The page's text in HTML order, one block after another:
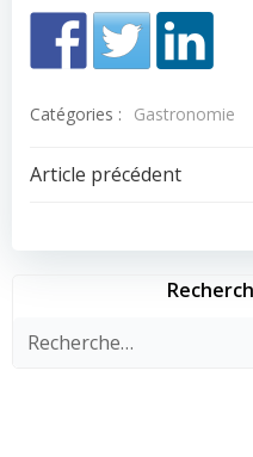
Catégories : Gastronomie
Navigation
de
l’article
Article précédent